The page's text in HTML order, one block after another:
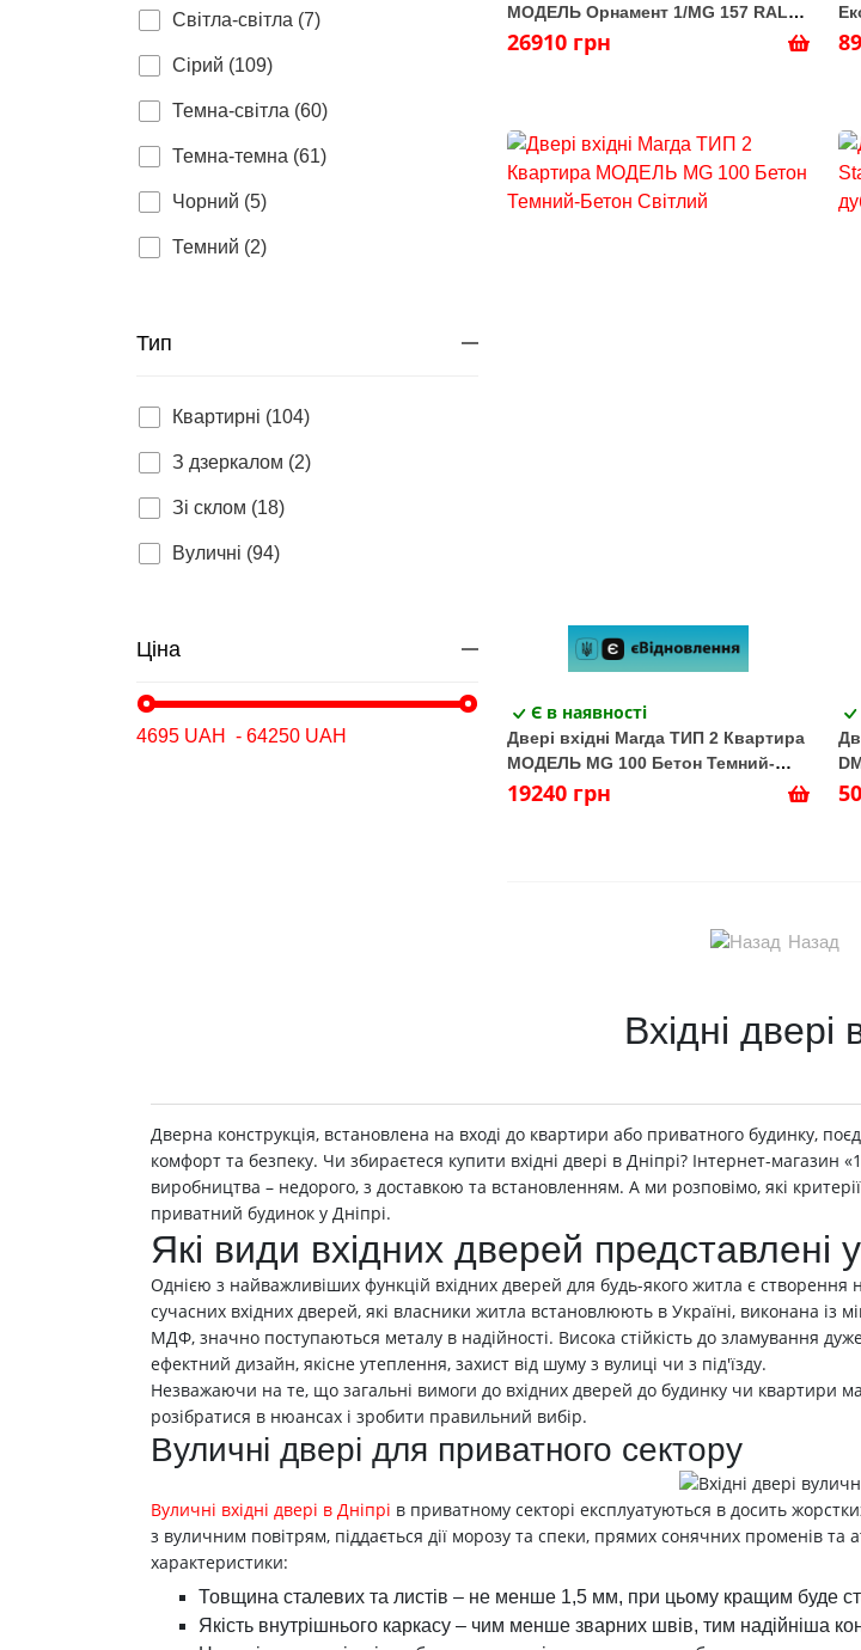
Світла-світла (7)
Сірий (109)
Темна-світла (60)
Темна-темна (61)
Чорний (5)
Темний (2)
Тип
Квартирні (104)
З дзеркалом (2)
Зі склом (18)
Вуличні (94)
Ціна
МОДЕЛЬ Орнамент 1/MG 157 RAL-
N021/Бетон темний
26910 грн
Є в наявності
Двері вхідні Магда ТИП 2 Квартира
МОДЕЛЬ MG 100 Бетон Темний-
Бетон Світлий
19240 грн
Назад
Вхідні двері
Дверна конструкція, встановлена на вході до квартири або приватного будинку,
комфорт та безпеку. Чи збираєтеся купити вхідні двері в Дніпрі? Інтернет-магазин
виробництва – недорого, з доставкою та встановленням. А ми розповімо, які
приватний будинок у Дніпрі.
Які види вхідних дверей представлені у
Однією з найважливіших функцій вхідних дверей для будь-якого житла є
сучасних вхідних дверей, які власники житла встановлюють в Україні, виконана із
МДФ, значно поступаються металу в надійності. Висока стійкість до зламування
ефектний дизайн, якісне утеплення, захист від шуму з вулиці чи з під'їзду.
Незважаючи на те, що загальні вимоги до вхідних дверей до будинку чи квартири
розібратися в нюансах і зробити правильний вибір.
Вуличні двері для приватного сектору
Вуличні вхідні двері в Дніпрі в приватному секторі експлуатуються в досить
з вуличним повітрям, піддається дії морозу та спеки, прямих сонячних променів
характеристики:
Товщина сталевих та листів – не менше 1,5 мм, при цьому кращим буде
Якість внутрішнього каркасу – чим менше зварних швів, тим надійніша